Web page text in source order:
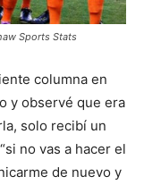
Sports Stats
columna en
y observé que era
solo recibí un
no vas a hacer el
de nuevo y